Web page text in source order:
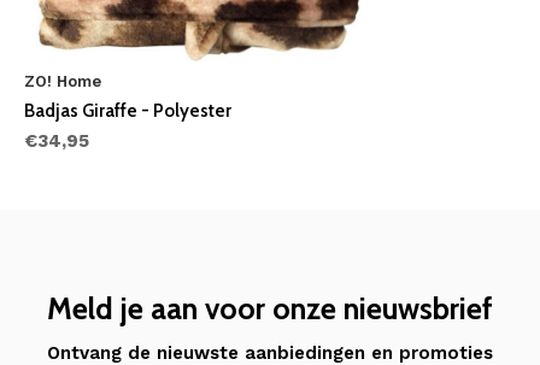
ZO! Home
Badjas Giraffe - Polyester
€34,95
Meld je aan voor onze nieuwsbrief
Ontvang de nieuwste aanbiedingen en promoties